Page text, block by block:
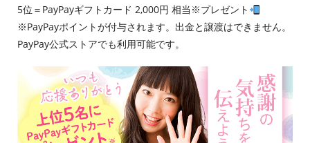
5位＝PayPayギフトカード 2,000円 相当※プレゼント
※PayPayポイントが付与されます。出金と譲渡はできません。
PayPay公式ストアでも利用可能です。